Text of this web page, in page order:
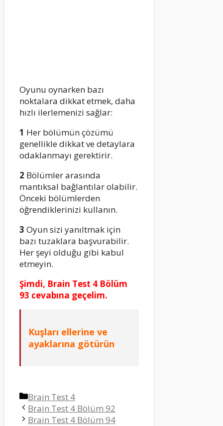
Oyunu oynarken bazı
noktalara dikkat etmek, daha
hızlı ilerlemenizi sağlar:
1 Her bölümün çözümü
genellikle dikkat ve detaylara
odaklanmayı gerektirir.
2 Bölümler arasında
mantıksal bağlantılar olabilir.
Önceki bölümlerden
öğrendiklerinizi kullanın.
3 Oyun sizi yanıltmak için
bazı tuzaklara başvurabilir.
Her şeyi olduğu gibi kabul
etmeyin.
Şimdi, Brain Test 4 Bölüm
93 cevabına geçelim.
Kuşları ellerine ve
ayaklarına götürün
Kategoriler
Brain Test 4
Brain Test 4 Bölüm 92
Brain Test 4 Bölüm 94